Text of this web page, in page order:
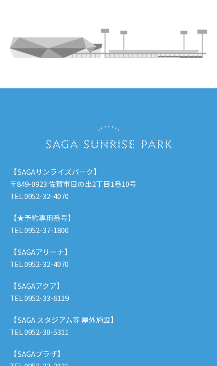
【SAGAサンライズパーク】
〒849-0923 佐賀市日の出2丁目1番10号
TEL 0952-32-4070
【★予約専用番号】
TEL 0952-37-1800
【SAGAアリーナ】
TEL 0952-32-4070
【SAGAアクア】
TEL 0952-33-6119
【SAGA スタジアム等 屋外施設】
TEL 0952-30-5311
【SAGAプラザ】